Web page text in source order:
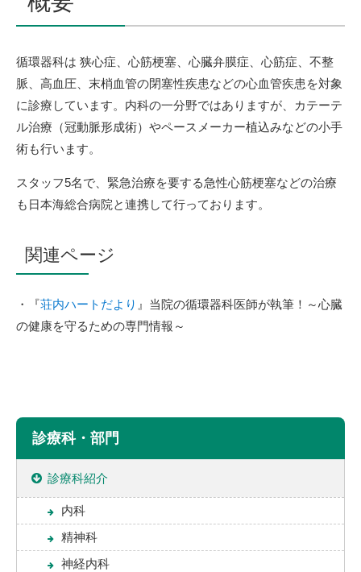
循環器科は 狭心症、心筋梗塞、心臓弁膜症、心筋症、不整
脈、高血圧、末梢血管の閉塞性疾患などの心血管疾患を対象
に診療しています。内科の一分野ではありますが、カテーテ
ル治療（冠動脈形成術）やペースメーカー植込みなどの小手
術も行います。
スタッフ5名で、緊急治療を要する急性心筋梗塞などの治療
も日本海総合病院と連携して行っております。
関連ページ
・『荘内ハートだより 』当院の循環器科医師が執筆！～心臓
の健康を守るための専門情報～
診療科・部門
診療科紹介
内科
精神科
神経内科